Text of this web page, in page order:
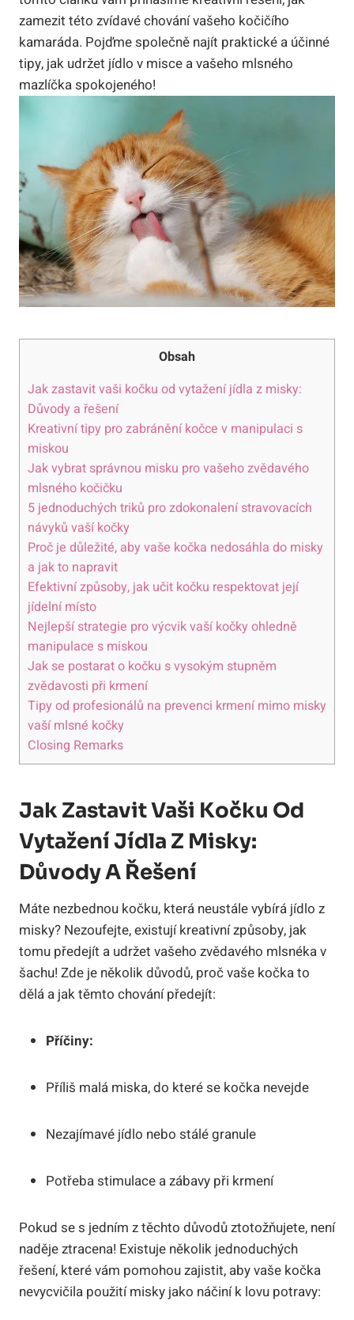
zamezit této zvídavé chování vašeho kočičího
kamaráda. Pojďme společně najít praktické a účinné
tipy, jak udržet jídlo v misce a vašeho mlsného
mazlíčka spokojeného!
Obsah
Jak zastavit vaši kočku od vytažení jídla z misky:
Důvody a řešení
Kreativní tipy pro zabránění kočce v manipulaci s
miskou
Jak vybrat správnou misku pro vašeho zvědavého
mlsného kočičku
5 jednoduchých triků pro zdokonalení stravovacích
návyků vaší kočky
Proč je důležité, aby vaše kočka nedosáhla do misky
a jak to napravit
Efektivní způsoby, jak učit kočku respektovat její
jídelní místo
Nejlepší strategie pro výcvik vaší kočky ohledně
manipulace s miskou
Jak se postarat o kočku s vysokým stupněm
zvědavosti při krmení
Tipy od profesionálů na prevenci krmení mimo misky
vaší mlsné kočky
Closing Remarks
Jak Zastavit Vaši Kočku Od
Vytažení Jídla Z Misky:
Důvody A Řešení
Máte nezbednou kočku, která neustále vybírá jídlo z
misky? Nezoufejte, existují kreativní způsoby, jak
tomu předejít a udržet vašeho zvědavého mlsnéka v
šachu! Zde je několik důvodů, proč vaše kočka to
dělá a jak těmto chování předejít:
Příčiny:
Příliš malá miska, do které se kočka nevejde
Nezajímavé jídlo nebo stálé granule
Potřeba stimulace a zábavy při krmení
Pokud se s jedním z těchto důvodů ztotožňujete, není
naděje ztracena! Existuje několik jednoduchých
řešení, které vám pomohou zajistit, aby vaše kočka
nevycvičila použití misky jako náčiní k lovu potravy: